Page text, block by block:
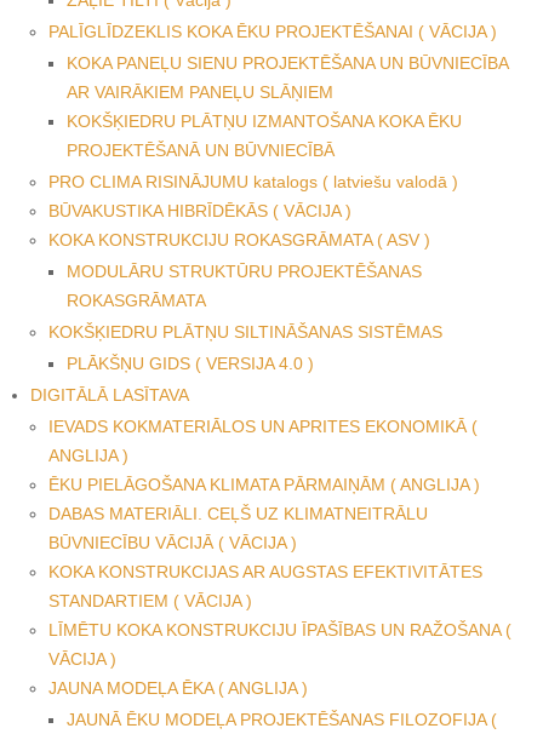
PALĪGLĪDZEKLIS KOKA ĒKU PROJEKTĒŠANAI ( VĀCIJA )
KOKA PANEĻU SIENU PROJEKTĒŠANA UN BŪVNIECĪBA
AR VAIRĀKIEM PANEĻU SLĀŅIEM
KOKŠĶIEDRU PLĀTŅU IZMANTOŠANA KOKA ĒKU
PROJEKTĒŠANĀ UN BŪVNIECĪBĀ
PRO CLIMA RISINĀJUMU katalogs ( latviešu valodā )
BŪVAKUSTIKA HIBRĪDĒKĀS ( VĀCIJA )
KOKA KONSTRUKCIJU ROKASGRĀMATA ( ASV )
MODULĀRU STRUKTŪRU PROJEKTĒŠANAS
ROKASGRĀMATA
KOKŠĶIEDRU PLĀTŅU SILTINĀŠANAS SISTĒMAS
PLĀKŠŅU GIDS ( VERSIJA 4.0 )
DIGITĀLĀ LASĪTAVA
IEVADS KOKMATERIĀLOS UN APRITES EKONOMIKĀ (
ANGLIJA )
ĒKU PIELĀGOŠANA KLIMATA PĀRMAIŅĀM ( ANGLIJA )
DABAS MATERIĀLI. CEĻŠ UZ KLIMATNEITRĀLU
BŪVNIECĪBU VĀCIJĀ ( VĀCIJA )
KOKA KONSTRUKCIJAS AR AUGSTAS EFEKTIVITĀTES
STANDARTIEM ( VĀCIJA )
LĪMĒTU KOKA KONSTRUKCIJU ĪPAŠĪBAS UN RAŽOŠANA (
VĀCIJA )
JAUNA MODEĻA ĒKA ( ANGLIJA )
JAUNĀ ĒKU MODEĻA PROJEKTĒŠANAS FILOZOFIJA (